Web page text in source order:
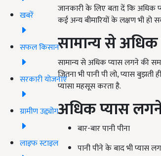
खबरें
सफल किसान
सरकारी योजनाएं
ग्रामीण उद्द्योग
लाइफ स्टाइल
जानकारी के लिए बता दें कि अधिक
कई अन्य बीमारियों के लक्षण भी
सामान्य से
सामान्य से अधिक प्यास लगने की
जितना भी पानी पी लो, प्यास
प्यासा महसूस करता है.
अधिक प्यास
बार-बार पानी पीना
पानी पीने के बाद भी प्यास